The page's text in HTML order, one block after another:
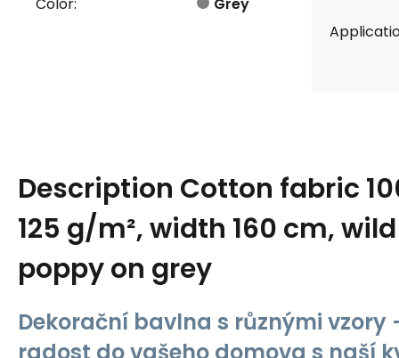
Description Cotton fabric
125 g/m², width 160 cm,
poppy on grey
Dekorační bavlna s různými vzory